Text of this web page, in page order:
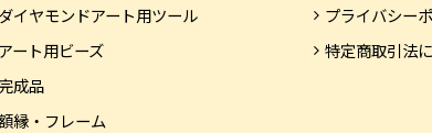
ダイヤモンドアート用ツール
アート用ビーズ
成品
縁・フレーム
プライバシー
特定商取引法